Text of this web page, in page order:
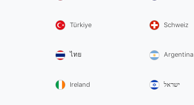
Türkiye Schweiz
ไทย Argentina
Ireland ישראל